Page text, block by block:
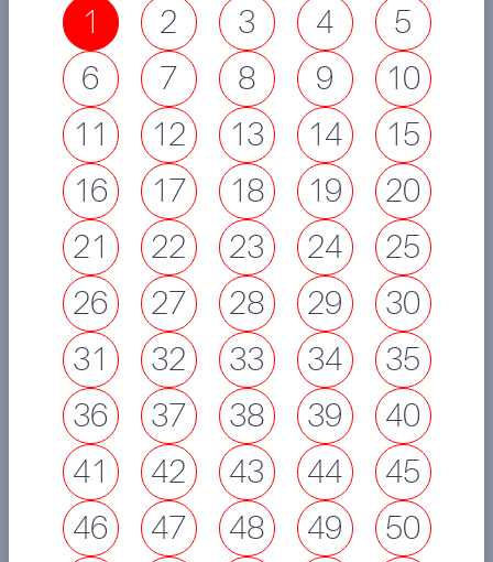
1 2 3 4
5
6
7 8 9
10
11
12 13 14
15
16
17 18 19
20
21
22 23 24
25
26
27 28 29
30
31
32 33 34
35
36
37 38 39
40
41
42 43 44
45
46
47 48 49
50